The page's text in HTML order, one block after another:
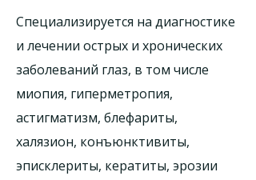
Специализируется на диагностике
и лечении острых и хронических
заболеваний глаз, в том числе
миопия, гиперметропия,
астигматизм, блефариты,
халязион, конъюнктивиты,
эписклериты, кератиты, эрозии